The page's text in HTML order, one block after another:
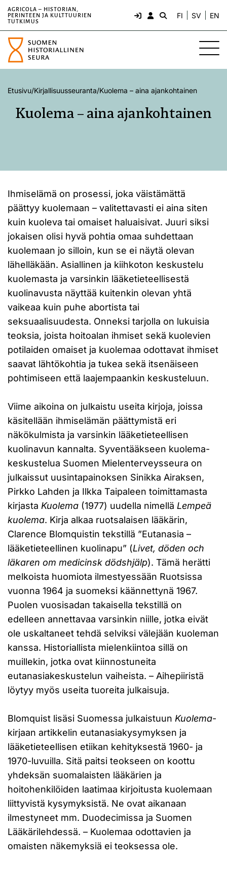
AGRICOLA – HISTORIAN,
PERINTEEN JA KULTTUURIEN
TUTKIMUS
FI SV EN
Etusivu/Kirjallisuusseuranta/Kuolema – aina ajankohtainen
Kuolema – aina ajankohtainen
Ihmiselämä on prosessi, joka väistämättä
päättyy kuolemaan – valitettavasti ei aina siten
kuin kuoleva tai omaiset haluaisivat. Juuri siksi
jokaisen olisi hyvä pohtia omaa suhdettaan
kuolemaan jo silloin, kun se ei näytä olevan
lähelläkään. Asiallinen ja kiihkoton keskustelu
kuolemasta ja varsinkin lääketieteellisestä
kuolinavusta näyttää kuitenkin olevan yhtä
vaikeaa kuin puhe abortista tai
seksuaalisuudesta. Onneksi tarjolla on lukuisia
teoksia, joista hoitoalan ihmiset sekä kuolevien
potilaiden omaiset ja kuolemaa odottavat ihmiset
saavat lähtökohtia ja tukea sekä itsenäiseen
pohtimiseen että laajempaankin keskusteluun.
Viime aikoina on julkaistu useita kirjoja, joissa
käsitellään ihmiselämän päättymistä eri
näkökulmista ja varsinkin lääketieteellisen
kuolinavun kannalta. Syventääkseen kuolema-
keskustelua Suomen Mielenterveysseura on
julkaissut uusintapainoksen Sinikka Airaksen,
Pirkko Lahden ja Ilkka Taipaleen toimittamasta
kirjasta Kuolema (1977) uudella nimellä Lempeä
kuolema. Kirja alkaa ruotsalaisen lääkärin,
Clarence Blomquistin tekstillä ”Eutanasia –
lääketieteellinen kuolinapu” (Livet, döden och
läkaren om medicinsk dödshjälp). Tämä herätti
melkoista huomiota ilmestyessään Ruotsissa
vuonna 1964 ja suomeksi käännettynä 1967.
Puolen vuosisadan takaisella tekstillä on
edelleen annettavaa varsinkin niille, jotka eivät
ole uskaltaneet tehdä selviksi välejään kuoleman
kanssa. Historiallista mielenkiintoa sillä on
muillekin, jotka ovat kiinnostuneita
eutanasiakeskustelun vaiheista. – Aihepiiristä
löytyy myös useita tuoreita julkaisuja.
Blomquist lisäsi Suomessa julkaistuun Kuolema-
kirjaan artikkelin eutanasiakysymyksen ja
lääketieteellisen etiikan kehityksestä 1960- ja
1970-luvuilla. Sitä paitsi teokseen on koottu
yhdeksän suomalaisten lääkärien ja
hoitohenkilöiden laatimaa kirjoitusta kuolemaan
liittyvistä kysymyksistä. Ne ovat aikanaan
ilmestyneet mm. Duodecimissa ja Suomen
Lääkärilehdessä. – Kuolemaa odottavien ja
omaisten näkemyksiä ei teoksessa ole.